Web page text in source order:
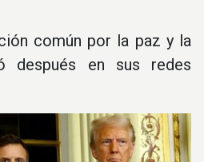
común por la paz y la
después en sus redes